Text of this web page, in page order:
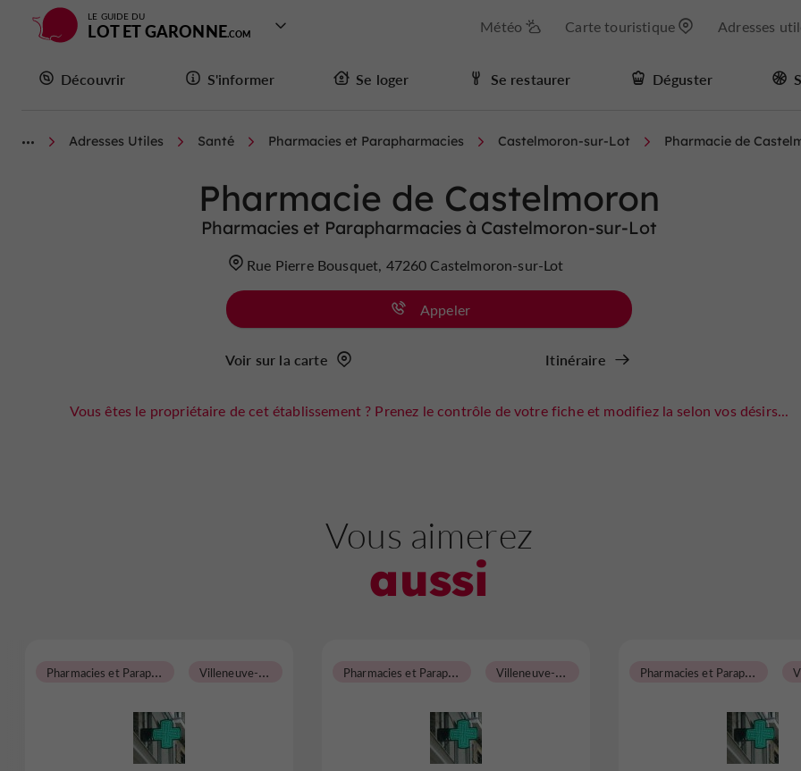
LE GUIDE DU
LOT ET GARONNE Météo Carte touristique Adresses
Découvrir S'informer Se loger Se restaurer Déguster
Adresses Utiles Santé Pharmacies et Parapharmacies Castelmoron-sur-Lot Pharmacie de
Pharmacie de Castelmoron
Pharmacies et Parapharmacies à Castelmoron-sur-Lot
Rue Pierre Bousquet, 47260 Castelmoron-sur-Lot
Appeler
Voir sur la carte Itinéraire
Vous êtes le propriétaire de cet établissement ? Prenez le contrôle de votre fiche et modifiez la selon vos désirs...
Vous aimerez
aussi
P
harmacies et Parapharmacies V
illeneuve-sur-Lot P
harmacies et Parapharmacies V
illeneuve-sur-Lot P
harmacies et Parapharmacies